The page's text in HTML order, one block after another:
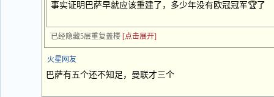
事实证明巴萨早就应该重建了，多少年没有欧冠冠军🏆了
已经隐藏5层重复盖楼 [点击展开]
火星网友
巴萨有五个还不知足，曼联才三个